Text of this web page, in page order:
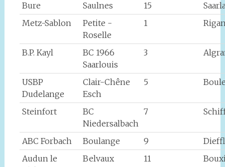
Bure Saulnes 15
Metz-Sablon
Petite -
Roselle
1
B.P. Kayl
BC 1966
Saarlouis
3
USBP
Dudelange
Clair-Chêne
Esch
5
Steinfort
BC
Niedersalbach
7
ABC Forbach Boulange 9
Audun le
Belvaux 11